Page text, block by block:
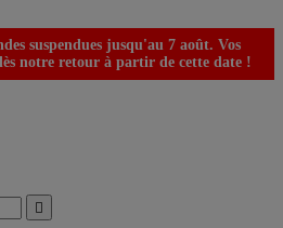
suspendues jusqu'au 7 août. Vos
notre retour à partir de cette date !
